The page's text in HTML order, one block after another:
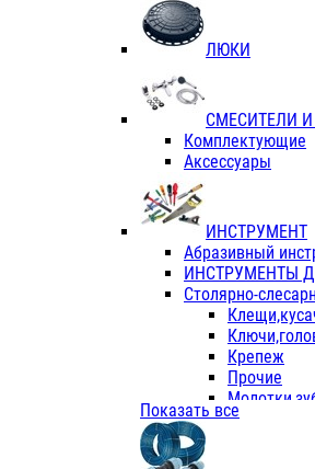
ЛЮКИ
СМЕСИТЕЛИ
Комплектующие
Аксессуары
ИНСТРУМЕНТ
Абразивный
ИНСТРУМЕНТЫ
Столярно-
Крепеж
Прочие
Показать все